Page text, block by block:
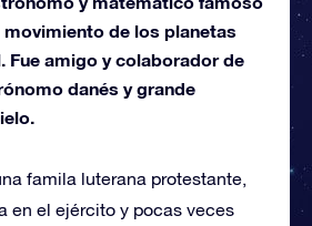
de los planetas
Fue amigo y colaborador de
danés y grande
famila luterana protestante,
en el ejército y pocas veces